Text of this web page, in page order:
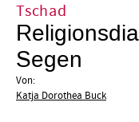
Tschad
Segen
Von:
Katja Dorothea Buck